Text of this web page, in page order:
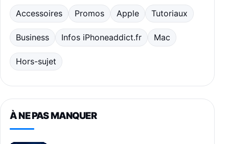
Accessoires Promos Apple Tutoriaux
Business Infos iPhoneaddict.fr Mac
Hors-sujet
À NE PAS MANQUER